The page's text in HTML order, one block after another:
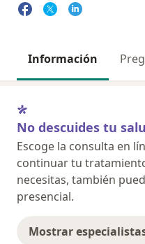
Información
No descuides tu
Escoge la consulta en
continuar tu
necesitas, también
presencial.
Mostrar